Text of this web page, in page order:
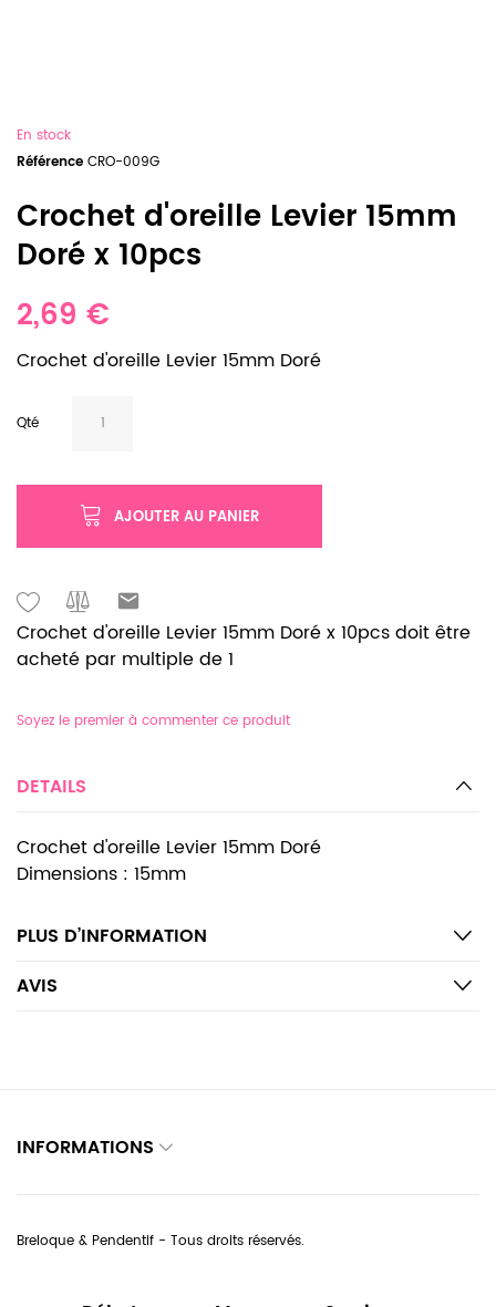
En stock
Référence CRO-009G
Crochet d'oreille Levier 15mm
Doré x 10pcs
2,69 €
Crochet d'oreille Levier 15mm Doré
Qté
AJOUTER AU PANIER
Crochet d'oreille Levier 15mm Doré x 10pcs doit être
acheté par multiple de 1
Soyez le premier à commenter ce produit
DETAILS
Crochet d'oreille Levier 15mm Doré
Dimensions : 15mm
PLUS D’INFORMATION
AVIS
INFORMATIONS
Breloque & Pendentif - Tous droits réservés.